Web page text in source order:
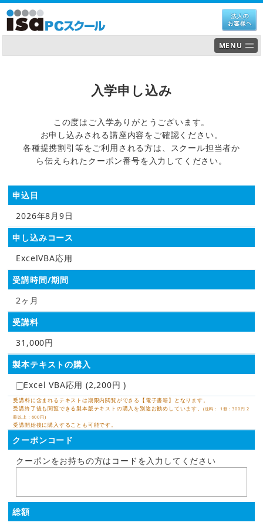
MENU
入学申し込み
この度はご入学ありがとうございます。
お申し込みされる講座内容をご確認ください。
各種提携割引等をご利用される方は、スクール担当者か
ら伝えられたクーポン番号を入力してください。
申込日
2026年8月9日
申し込みコース
ExcelVBA応用
受講時間/期間
2ヶ月
受講料
31,000円
製本テキストの購入
Excel VBA応用 (2,200円 )
受講料に含まれるテキストは期限内閲覧ができる【電子書籍】となります。
受講終了後も閲覧できる製本版テキストの購入を別途お勧めしています。
(送料： 1冊：300円 2
冊以上：600円)
受講開始後に購入することも可能です。
クーポンコード
クーポンをお持ちの方はコードを入力してください
総額